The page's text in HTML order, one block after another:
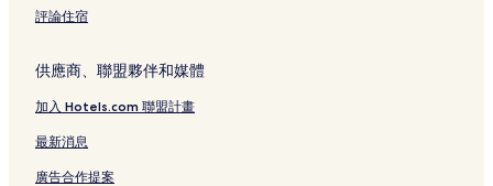
獵人谷野生動物園附近的飯店
漢彌爾頓飯店
梅里韋瑟飯店
評論住宿
供應商、聯盟夥伴和媒體
加入 Hotels.com 聯盟計畫
最新消息
廣告合作提案